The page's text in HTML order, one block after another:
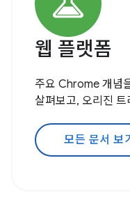
웹 플랫폼
주요 Chrome 개념
살펴보고, 오리진
모든 문서 보기